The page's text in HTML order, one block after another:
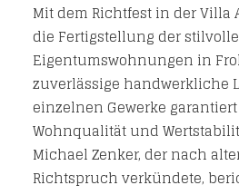
Mit dem Richtfest in der Villa
die Fertigstellung der
Eigentumswohnungen in
zuverlässige handwerkliche
einzelnen Gewerke
Wohnqualität und
Michael Zenker, der nach
Richtspruch verkündete,